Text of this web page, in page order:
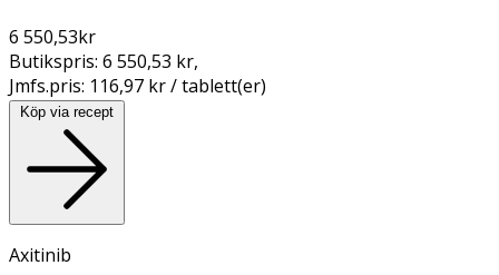
6 550,53kr
Butikspris: 6 550,53 kr,
Jmfs.pris: 116,97 kr / tablett(er)
Köp via recept
Axitinib